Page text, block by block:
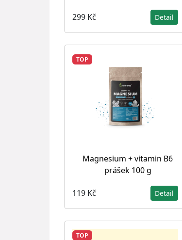
299 Kč Detail
TOP
Magnesium + vitamin B6
prášek 100 g
119 Kč Detail
TOP